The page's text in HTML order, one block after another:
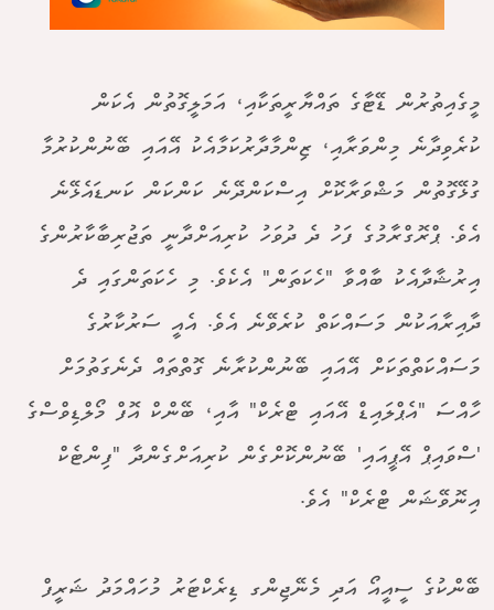
މީގެއިތުރުން ޑޭޓާގެ ތައްޔާރީތަކާއި، އަމަލީގޮތުން އެކަން
ކުރެވިދާނެ މިންވަރާއި، ޒިންމާދާރުކަމާއެކު އޭއައި ބޭނުންކުރުމާ
ގުޅޭގޮތުން މަޝްވަރާކޮށް އިސްކަންދޭނެ ކަންކަން ކަނޑައެޅޭނެ
އެވެ. ޕްރޮގްރާމުގެ ފަހު ދެ ދުވަހު ކުރިއަށްދާނީ ތަޖުރިބާކާރުންގެ
އިރުޝާދާއެކު ބާއްވާ "ހެކަތަން" އެކެވެ. މި ހެކަތަންގައި ދެ
ދާއިރާއަކުން މަސައްކަތް ކުރެވޭނެ އެވެ. އެއީ ސަރުކާރުގެ
މަސައްކަތްތަކަށް އޭއައި ބޭނުންކުރާނެ ގޮތްތައް ދެނެގަތުމަށް
ހާއްސަ "އެޕްލައިޑް އޭއައި ޓްރެކް" އާއި، ބޭންކް އޮފް މޯލްޑިވްސްގެ
'ސްވައިޕް އޭޕީއައި' ބޭނުންކޮށްގެން ކުރިއަށްގެންދާ "ފިންޓެކް
އިނޮވޭޝަން ޓްރެކް" އެވެ.
ބޭންކުގެ ސީއީއޯ އަދި މެނޭޖިންގ ޑިރެކްޓަރު މުހައްމަދު ޝަރީފް